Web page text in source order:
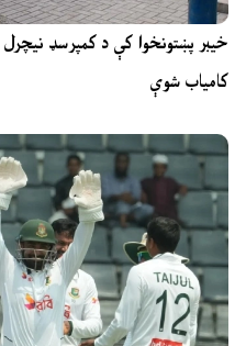
خیبر پښتونخوا کې د کمپرسډ
کامیاب شوې